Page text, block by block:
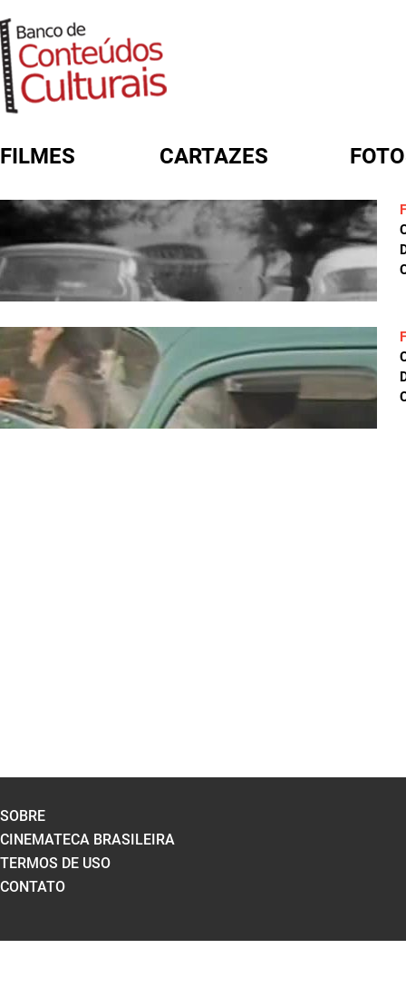
FILMES CARTAZES
FORMULÁRIO DE BUSCA
SOBRE
CINEMATECA BRASILEIRA
TERMOS DE USO
CONTATO